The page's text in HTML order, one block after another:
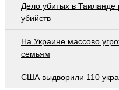
Дело убитых в Таиланде
убийств
На Украине массово
семьям
США выдворили 110